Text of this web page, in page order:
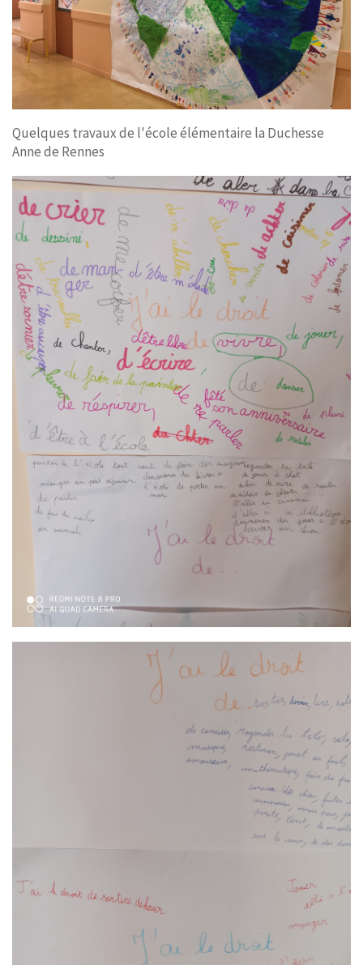
Quelques travaux de l'école élémentaire la Duchesse
Anne de Rennes